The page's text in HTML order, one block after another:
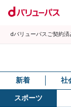
dバリューパスご契約済
新着 社
スポーツ